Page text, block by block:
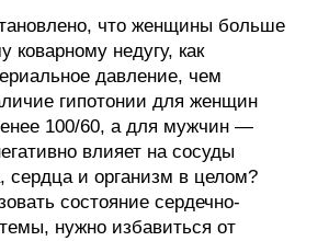
что женщины больше
коварному недугу, как
давление, чем
гипотонии для женщин
100/60, а для мужчин —
влияет на сосуды
сердца и организм в целом?
состояние сердечно-
нужно избавиться от